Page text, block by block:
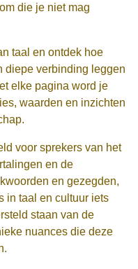
die je niet mag
taal en ontdek hoe
diepe verbinding leggen
elke pagina word je
waarden en inzichten
voor sprekers van het
en de
en gezegden,
in taal en cultuur iets
staan van de
nuances die deze